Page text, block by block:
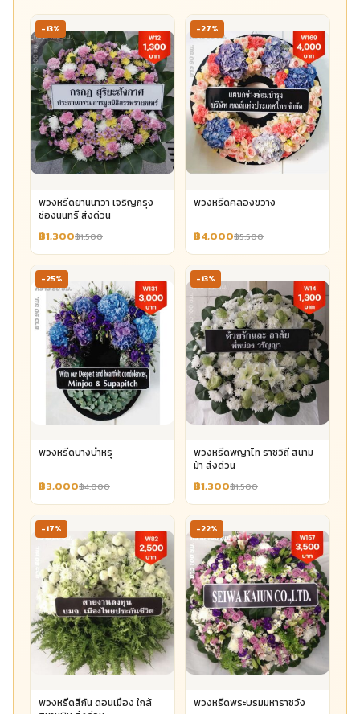
-13%
พวงหรีดยานนาวา เจริญกรุง
ช่องนนทรี ส่งด่วน
฿1,300฿1,500
-27%
พวงหรีดคลองขวาง
฿4,000฿5,500
-25%
พวงหรีดบางบำหรุ
฿3,000฿4,000
-13%
พวงหรีดพญาไท ราชวิถี สนาม
ม้า ส่งด่วน
฿1,300฿1,500
-17%
พวงหรีดสีกัน ดอนเมือง ใกล้
-22%
พวงหรีดพระบรมมหาราชวัง